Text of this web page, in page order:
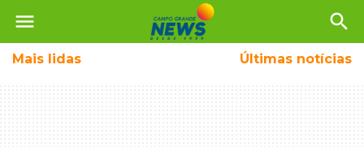
menu search
Mais lidas Últimas notícias